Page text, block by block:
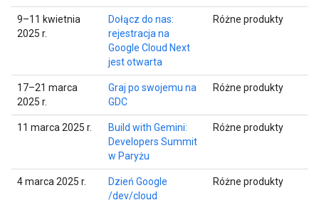
9–11 kwietnia
2025 r.
Dołącz do nas:
rejestracja na
Google Cloud Next
jest otwarta
Różne produkty
17–21 marca
2025 r.
Graj po swojemu na
GDC
Różne produkty
11 marca 2025 r.
Build with Gemini:
Developers Summit
w Paryżu
Różne produkty
4 marca 2025 r.
Dzień Google
/dev/cloud
Różne produkty